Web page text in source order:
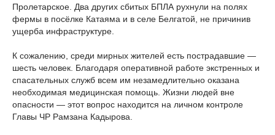
Пролетарское. Два других сбитых БПЛА рухнули на полях
фермы в посёлке Катаяма и в селе Белгатой, не причинив
ущерба инфраструктуре.
К сожалению, среди мирных жителей есть пострадавшие —
шесть человек. Благодаря оперативной работе экстренных и
спасательных служб всем им незамедлительно оказана
необходимая медицинская помощь. Жизни людей вне
опасности — этот вопрос находится на личном контроле
Главы ЧР Рамзана Кадырова.